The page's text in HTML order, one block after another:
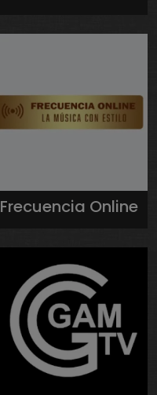
Frecuencia Online